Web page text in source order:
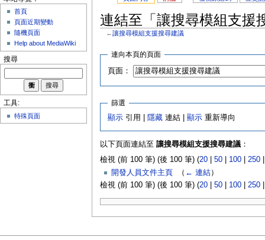
連結至「讓搜尋模組支援
←讓搜尋模組支援搜尋建議
連向本頁的頁面
頁面：
篩選
顯示 引用 | 隱藏 連結 |顯示 重新導向
以下頁面連結至 讓搜尋模組支援搜尋建議：
檢視 (前 100 筆) (後 100 筆) (20| 50| 100| 250
開發人員文件主頁
（ ← 連結）
檢視 (前 100 筆) (後 100 筆) (20| 50| 100| 250
首頁
頁面近期變動
隨機頁面
Help about MediaWiki
搜尋
工具:
特殊頁面